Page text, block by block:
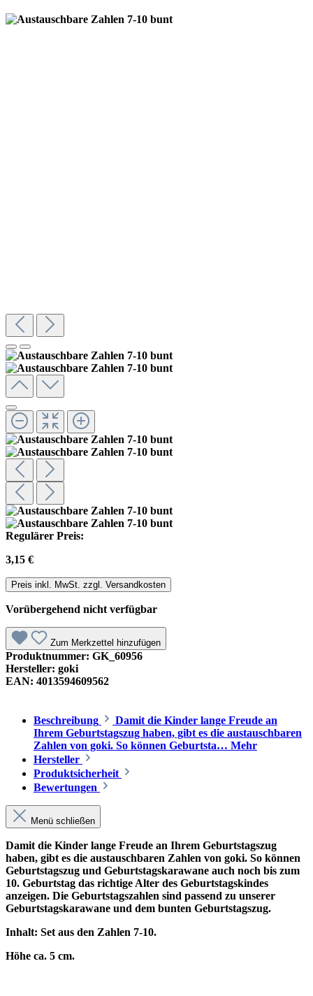
Regulärer Preis:
3,15 €
Preis inkl. MwSt. zzgl. Versandkosten
Vorübergehend nicht verfügbar
Zum Merkzettel hinzufügen
Produktnummer: GK_60956
Hersteller: goki
EAN: 4013594609562
Beschreibung
Damit die Kinder lange Freude an
Ihrem Geburtstagszug haben, gibt es die austauschbaren
Zahlen von goki. So können Geburtsta… Mehr
Hersteller
Produktsicherheit
Bewertungen
Menü schließen
Damit die Kinder lange Freude an Ihrem Geburtstagszug
haben, gibt es die austauschbaren Zahlen von goki. So können
Geburtstagszug und Geburtstagskarawane auch noch bis zum
10. Geburtstag das richtige Alter des Geburtstagskindes
anzeigen. Die Geburtstagszahlen sind passend zu unserer
Geburtstagskarawane und dem bunten Geburtstagszug.
Inhalt: Set aus den Zahlen 7-10.
Höhe ca. 5 cm.